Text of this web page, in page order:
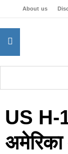
About us
US H-